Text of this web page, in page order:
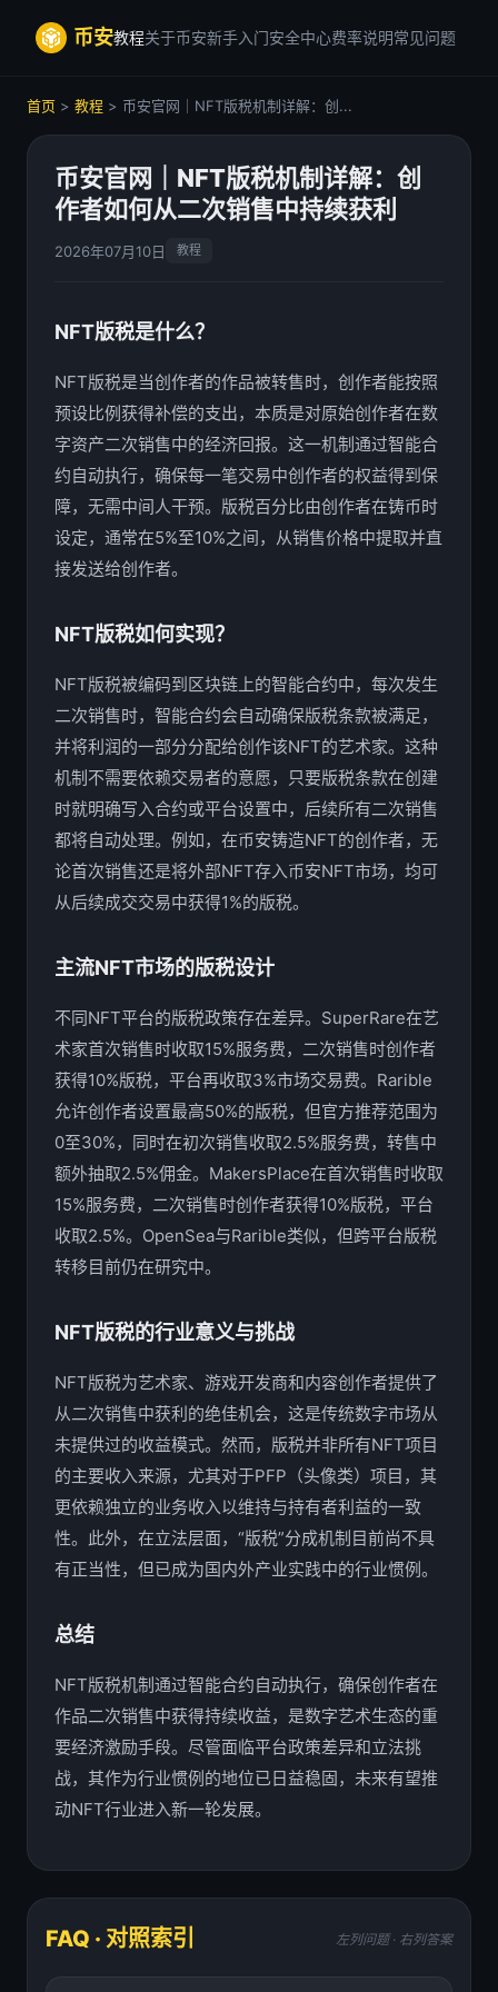
币安教程关于币安新手入门安全中心费率说明常见问题
首页 > 教程 > 币安官网｜NFT版税机制详解：创...
币安官网｜NFT版税机制详解：创
作者如何从二次销售中持续获利
2026年07月10日 教程
NFT版税是什么？
NFT版税是当创作者的作品被转售时，创作者能按照
预设比例获得补偿的支出，本质是对原始创作者在数
字资产二次销售中的经济回报。这一机制通过智能合
约自动执行，确保每一笔交易中创作者的权益得到保
障，无需中间人干预。版税百分比由创作者在铸币时
设定，通常在5%至10%之间，从销售价格中提取并直
接发送给创作者。
NFT版税如何实现？
NFT版税被编码到区块链上的智能合约中，每次发生
二次销售时，智能合约会自动确保版税条款被满足，
并将利润的一部分分配给创作该NFT的艺术家。这种
机制不需要依赖交易者的意愿，只要版税条款在创建
时就明确写入合约或平台设置中，后续所有二次销售
都将自动处理。例如，在币安铸造NFT的创作者，无
论首次销售还是将外部NFT存入币安NFT市场，均可
从后续成交交易中获得1%的版税。
主流NFT市场的版税设计
不同NFT平台的版税政策存在差异。SuperRare在艺
术家首次销售时收取15%服务费，二次销售时创作者
获得10%版税，平台再收取3%市场交易费。Rarible
允许创作者设置最高50%的版税，但官方推荐范围为
0至30%，同时在初次销售收取2.5%服务费，转售中
额外抽取2.5%佣金。MakersPlace在首次销售时收取
15%服务费，二次销售时创作者获得10%版税，平台
收取2.5%。OpenSea与Rarible类似，但跨平台版税
转移目前仍在研究中。
NFT版税的行业意义与挑战
NFT版税为艺术家、游戏开发商和内容创作者提供了
从二次销售中获利的绝佳机会，这是传统数字市场从
未提供过的收益模式。然而，版税并非所有NFT项目
的主要收入来源，尤其对于PFP（头像类）项目，其
更依赖独立的业务收入以维持与持有者利益的一致
性。此外，在立法层面，“版税”分成机制目前尚不具
有正当性，但已成为国内外产业实践中的行业惯例。
总结
NFT版税机制通过智能合约自动执行，确保创作者在
作品二次销售中获得持续收益，是数字艺术生态的重
要经济激励手段。尽管面临平台政策差异和立法挑
战，其作为行业惯例的地位已日益稳固，未来有望推
动NFT行业进入新一轮发展。
FAQ · 对照索引 左列问题 · 右列答案